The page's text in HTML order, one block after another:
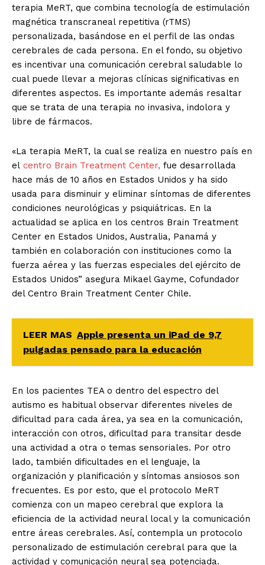
terapia MeRT, que combina tecnología de estimulación
magnética transcraneal repetitiva (rTMS)
personalizada, basándose en el perfil de las ondas
cerebrales de cada persona. En el fondo, su objetivo
es incentivar una comunicación cerebral saludable lo
cual puede llevar a mejoras clínicas significativas en
diferentes aspectos. Es importante además resaltar
que se trata de una terapia no invasiva, indolora y
libre de fármacos.
«La terapia MeRT, la cual se realiza en nuestro país en
el centro Brain Treatment Center, fue desarrollada
hace más de 10 años en Estados Unidos y ha sido
usada para disminuir y eliminar síntomas de diferentes
condiciones neurológicas y psiquiátricas. En la
actualidad se aplica en los centros Brain Treatment
Center en Estados Unidos, Australia, Panamá y
también en colaboración con instituciones como la
fuerza aérea y las fuerzas especiales del ejército de
Estados Unidos” asegura Mikael Gayme, Cofundador
del Centro Brain Treatment Center Chile.
LEER MAS Apple presenta un iPad de 9,7
pulgadas pensado para la educación
En los pacientes TEA o dentro del espectro del
autismo es habitual observar diferentes niveles de
dificultad para cada área, ya sea en la comunicación,
interacción con otros, dificultad para transitar desde
una actividad a otra o temas sensoriales. Por otro
lado, también dificultades en el lenguaje, la
organización y planificación y síntomas ansiosos son
frecuentes. Es por esto, que el protocolo MeRT
comienza con un mapeo cerebral que explora la
eficiencia de la actividad neural local y la comunicación
entre áreas cerebrales. Así, contempla un protocolo
personalizado de estimulación cerebral para que la
actividad y comunicación neural sea potenciada.